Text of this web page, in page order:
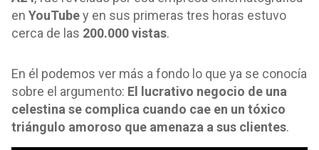
en YouTubey en sus primeras tres horas estuvo
cerca de las 200.000 vistas.
En él podemos ver más a fondo lo que ya se conocía
sobre el argumento: El lucrativo negocio de una
celestina se complica cuando cae en un tóxico
triángulo amoroso que amenaza a sus clientes.